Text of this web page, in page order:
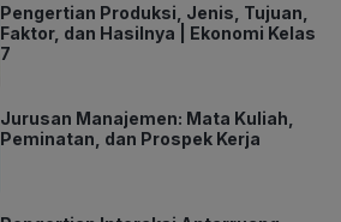
Pengertian Produksi, Jenis, Tujuan,
Faktor, dan Hasilnya | Ekonomi Kelas
7
Jurusan Manajemen: Mata Kuliah,
Peminatan, dan Prospek Kerja